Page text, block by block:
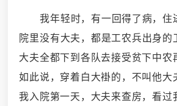
我年轻时，有一回得了病，住
院里没有大夫，都是工农兵出身
大夫全都下到各队去接受贫下中农
如此说，穿着白大褂的，不叫他大
我入院第一天，大夫来查房，看过